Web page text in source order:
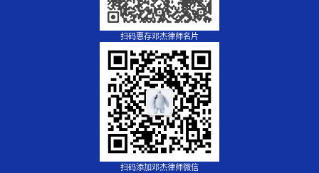
扫码惠存邓杰律师名片
扫码添加邓杰律师微信